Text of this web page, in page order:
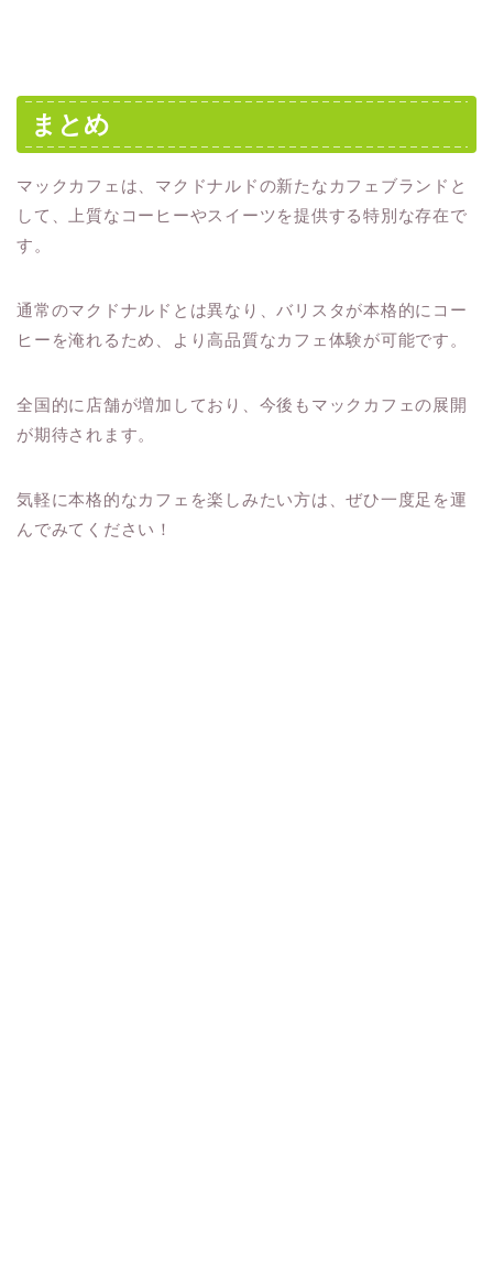
まとめ
マックカフェは、マクドナルドの新たなカフェブランドと
して、上質なコーヒーやスイーツを提供する特別な存在で
す。
通常のマクドナルドとは異なり、バリスタが本格的にコー
ヒーを淹れるため、より高品質なカフェ体験が可能です。
全国的に店舗が増加しており、今後もマックカフェの展開
が期待されます。
気軽に本格的なカフェを楽しみたい方は、ぜひ一度足を運
んでみてください！